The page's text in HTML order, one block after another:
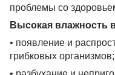
проблемы со
Высокая влажность
• появление и
грибковых организмов;